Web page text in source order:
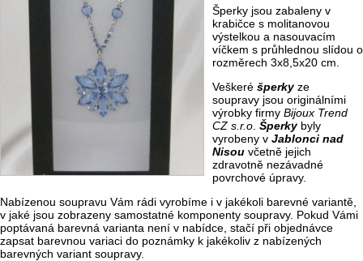
Šperky jsou zabaleny v
krabičce s molitanovou
výstelkou a nasouvacím
víčkem s průhlednou slídou o
rozměrech 3x8,5x20 cm.
Veškeré šperkyze
soupravy jsou originálními
výrobky firmy Bijoux Trend
CZ s.r.o Šperky byly
vyrobeny v Jablonci nad
Nisou včetně jejich
zdravotně nezávadné
povrchové úpravy.
Nabízenou soupravu Vám rádi vyrobíme i v jakékoli barevné variantě,
v jaké jsou zobrazeny samostatné komponenty soupravy. Pokud Vámi
poptávaná barevná varianta není v nabídce, stačí při objednávce
zapsat barevnou variaci do poznámky k jakékoliv z nabízených
barevných variant soupravy.